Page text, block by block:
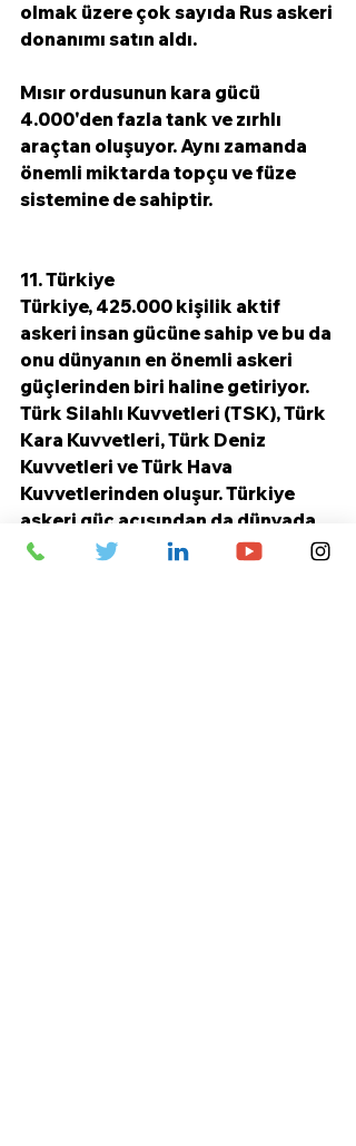
olmak üzere çok sayıda Rus askeri
donanımı satın aldı.
Mısır ordusunun kara gücü
4.000'den fazla tank ve zırhlı
araçtan oluşuyor. Aynı zamanda
önemli miktarda topçu ve füze
sistemine de sahiptir.
11. Türkiye
Türkiye, 425.000 kişilik aktif
askeri insan gücüne sahip ve bu da
onu dünyanın en önemli askeri
güçlerinden biri haline getiriyor.
Türk Silahlı Kuvvetleri (TSK), Türk
Kara Kuvvetleri, Türk Deniz
Kuvvetleri ve Türk Hava
Kuvvetlerinden oluşur. Türkiye
askeri güç açısından da dünyada
11'inci sırada yer alıyor.